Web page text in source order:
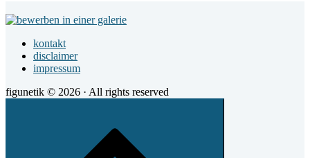
Footer
Widget
Areakontakt
disclaimer
impressum
figunetik © 2026 · All rights reserved